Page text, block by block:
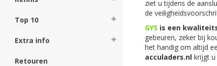
Top 10
Extra info
Retouren
ziet u tijdens de
de
GYS is een
gebeuren, zeker bij
het handig om altijd
acculaders.nl krijgt u